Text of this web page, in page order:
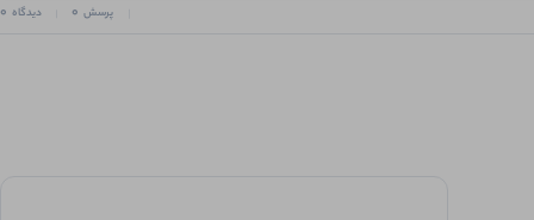
پرسش 0 دیدگاه 0